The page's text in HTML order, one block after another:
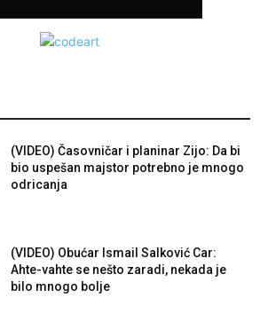
(VIDEO) Časovničar i planinar Zijo: Da bi
bio uspešan majstor potrebno je mnogo
odricanja
(VIDEO) Obućar Ismail Salković Car:
Ahte-vahte se nešto zaradi, nekada je
bilo mnogo bolje